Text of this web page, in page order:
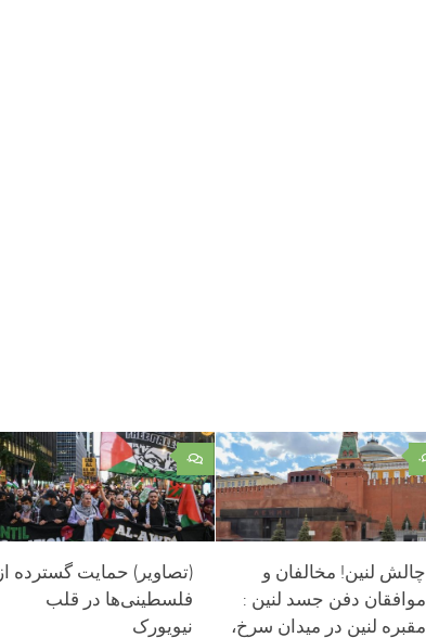
۰
(تصاویر) حمایت گسترده از
فلسطینی‌ها در قلب
نیویورک
۰
چالش لنین! مخالفان و
موافقان دفن جسد لنین :
مقبره لنین در میدان سرخ،